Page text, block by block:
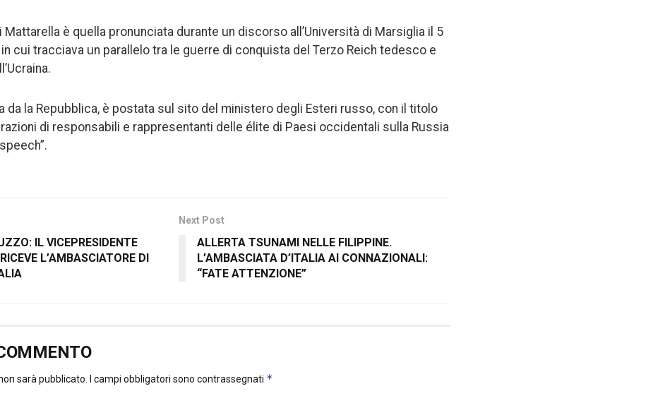
è quella pronunciata durante un discorso all’Università di Marsiglia il 5
cui tracciava un parallelo tra le guerre di conquista del Terzo Reich tedesco e
da la Repubblica, è postata sul sito del ministero degli Esteri russo, con il titolo
di responsabili e rappresentanti delle élite di Paesi occidentali sulla Russia
IL VICEPRESIDENTE
L’AMBASCIATORE DI
Next Post
ALLERTA TSUNAMI NELLE FILIPPINE.
L’AMBASCIATA D’ITALIA AI CONNAZIONALI:
“FATE ATTENZIONE”
sarà pubblicato. I campi obbligatori sono contrassegnati *